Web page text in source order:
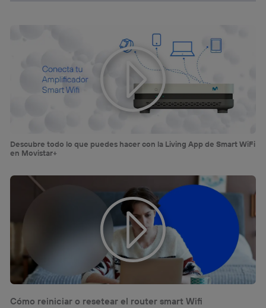
Descubre todo lo que puedes hacer con la Living App de Smart WiFi
en Movistar+
Cómo reiniciar o resetear el router smart Wifi